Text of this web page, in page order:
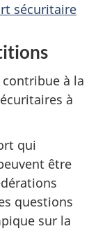
sécuritaire
à la
à
qui
être
questions
sur la